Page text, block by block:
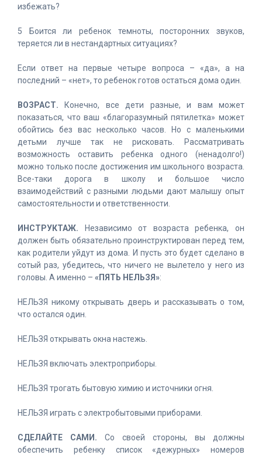
избежать?
5 Боится ли ребенок темноты, посторонних звуков,
теряется ли в нестандартных ситуациях?
Если ответ на первые четыре вопроса – «да», а на
последний – «нет», то ребенок готов остаться дома один.
ВОЗРАСТ. Конечно, все дети разные, и вам может
показаться, что ваш «благоразумный пятилетка» может
обойтись без вас несколько часов. Но с маленькими
детьми лучше так не рисковать. Рассматривать
возможность оставить ребенка одного (ненадолго!)
можно только после достижения им школьного возраста.
Все-таки дорога в школу и большое число
взаимодействий с разными людьми дают малышу опыт
самостоятельности и ответственности.
ИНСТРУКТАЖ. Независимо от возраста ребенка, он
должен быть обязательно проинструктирован перед тем,
как родители уйдут из дома. И пусть это будет сделано в
сотый раз, убедитесь, что ничего не вылетело у него из
головы. А именно – «ПЯТЬ НЕЛЬЗЯ»:
НЕЛЬЗЯ никому открывать дверь и рассказывать о том,
что остался один.
НЕЛЬЗЯ открывать окна настежь.
НЕЛЬЗЯ включать электроприборы.
НЕЛЬЗЯ трогать бытовую химию и источники огня.
НЕЛЬЗЯ играть с электробытовыми приборами.
СДЕЛАЙТЕ САМИ. Со своей стороны, вы должны
обеспечить ребенку список «дежурных» номеров